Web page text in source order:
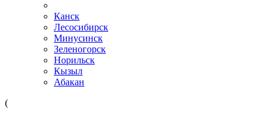
Канск
Лесосибирск
Минусинск
Зеленогорск
Норильск
Кызыл
Абакан
(